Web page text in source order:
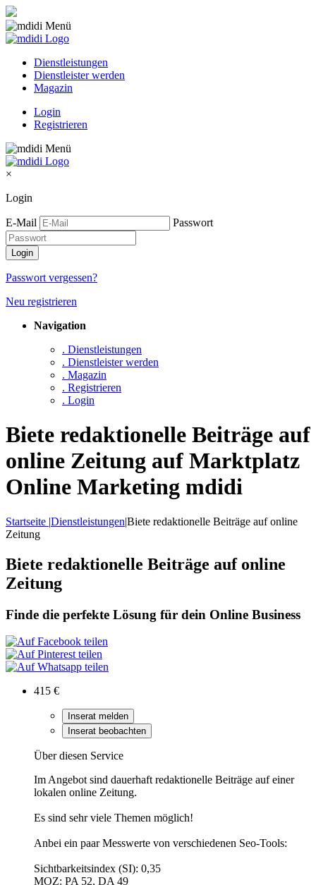
Dienstleistungen
Dienstleister werden
Magazin
Login
Registrieren
×
Login
E-Mail Passwort
Passwort vergessen?
Neu registrieren
Navigation
. Dienstleistungen
. Dienstleister werden
. Magazin
. Registrieren
. Login
Biete redaktionelle Beiträge auf
online Zeitung auf Marktplatz
Online Marketing mdidi
Startseite |Dienstleistungen|Biete redaktionelle Beiträge auf online
Zeitung
Biete redaktionelle Beiträge auf online
Zeitung
Finde die perfekte Lösung für dein Online Business
415 €
Inserat melden
Inserat beobachten
Über diesen Service
Im Angebot sind dauerhaft redaktionelle Beiträge auf einer
lokalen online Zeitung.
Es sind sehr viele Themen möglich!
Anbei ein paar Messwerte von verschiedenen Seo-Tools:
Sichtbarkeitsindex (SI): 0,35
MOZ: PA 52, DA 49